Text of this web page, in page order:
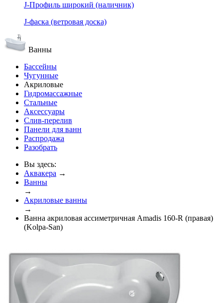
J-Профиль широкий (наличник)
J-фаска (ветровая доска)
Ванны
Бассейны
Чугунные
Акриловые
Гидромассажные
Стальные
Аксессуары
Слив-перелив
Панели для ванн
Распродажа
Разобрать
Вы здесь:
Аквакера →
Ванны
→
Акриловые ванны
→
Ванна акриловая ассиметричная Amadis 160-R (правая)
(Kolpa-San)